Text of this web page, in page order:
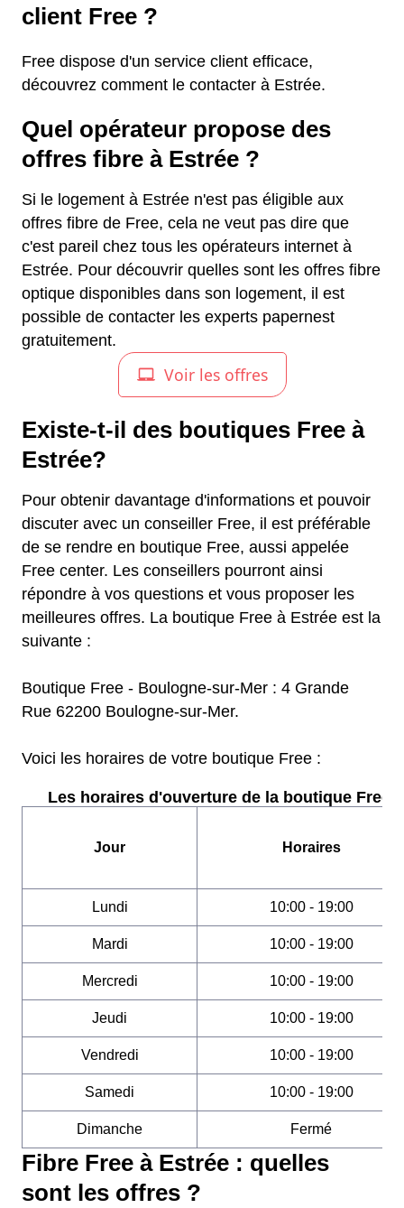
client Free ?
Free dispose d'un service client efficace,
découvrez comment le contacter à Estrée.
Quel opérateur propose des
offres fibre à Estrée ?
Si le logement à Estrée n'est pas éligible aux
offres fibre de Free, cela ne veut pas dire que
c'est pareil chez tous les opérateurs internet à
Estrée. Pour découvrir quelles sont les offres fibre
optique disponibles dans son logement, il est
possible de contacter les experts papernest
gratuitement.
Existe-t-il des boutiques Free à
Estrée?
Pour obtenir davantage d'informations et pouvoir
discuter avec un conseiller Free, il est préférable
de se rendre en boutique Free, aussi appelée
Free center. Les conseillers pourront ainsi
répondre à vos questions et vous proposer les
meilleures offres. La boutique Free à Estrée est la
suivante :
Boutique Free - Boulogne-sur-Mer : 4 Grande
Rue 62200 Boulogne-sur-Mer.
Voici les horaires de votre boutique Free :
Les horaires d'ouverture de la boutique Free :
Jour Horaires
Lundi 10:00 - 19:00
Mardi 10:00 - 19:00
Mercredi 10:00 - 19:00
Jeudi 10:00 - 19:00
Vendredi 10:00 - 19:00
Samedi 10:00 - 19:00
Dimanche Fermé
Fibre Free à Estrée : quelles
sont les offres ?